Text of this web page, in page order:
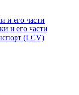
и его части
и его части
(LCV)